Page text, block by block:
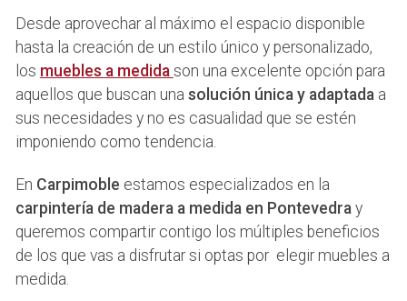
Desde aprovechar al máximo el espacio disponible
hasta la creación de un estilo único y personalizado,
los muebles a medida son una excelente opción para
aquellos que buscan una solución única y adaptadaa
sus necesidades y no es casualidad que se estén
imponiendo como tendencia.
En Carpimoble estamos especializados en la
carpintería de madera a medida en Pontevedray
queremos compartir contigo los múltiples beneficios
de los que vas a disfrutar si optas por elegir muebles a
medida.